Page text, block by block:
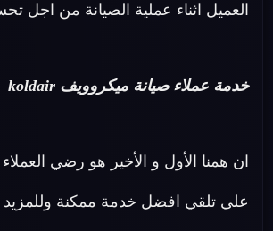
العميل اثناء عملية الصيانة من اجل
خدمة عملاء صيانة ميكروويف koldair
ان همنا الأول و الأخير هو رضي
علي تلقي افضل خدمة ممكنة